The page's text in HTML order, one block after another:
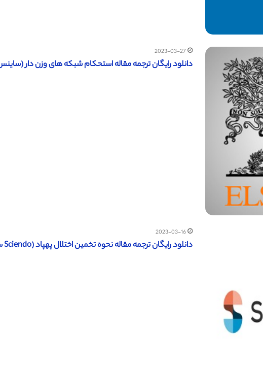
2023-03-27
دانلود رایگان ترجمه مقاله استحکام شبکه های وزن دار (ساینس
2023-03-16
دانلود رایگان ترجمه مقاله نحوه تخمین اختلال پهپاد (Sciendo سال 2019)